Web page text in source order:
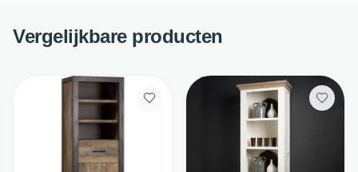
Vergelijkbare producten